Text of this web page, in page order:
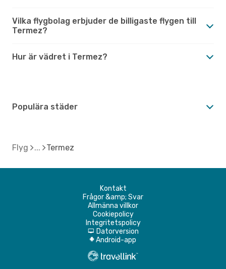
Vilka flygbolag erbjuder de billigaste flygen till
Termez?
Hur är vädret i Termez?
Populära städer
Flyg Termez
Kontakt
Frågor &amp; Svar
Allmänna villkor
Cookiepolicy
Integritetspolicy
d Datorversion
A Android-app